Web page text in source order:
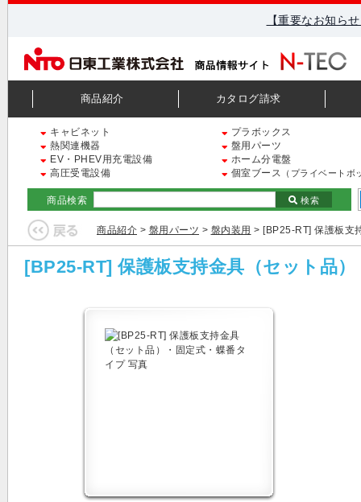
【重要なお知ら
商品紹介 カタログ請求
キャビネット
プラボックス
熱関連機器
盤用パーツ
EV・PHEV用充電設備
ホーム分電盤
高圧受電設備
個室ブース （プライベートボ
商品検索 検索
商品紹介 > 盤用パーツ > 盤内装用 > [BP25-RT] 保護板支
[BP25-RT] 保護板支持金具（セット品